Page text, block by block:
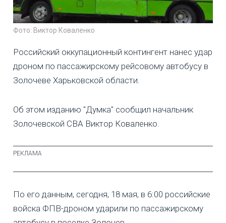
Фото: Виктор Коваленко
Российский оккупационный контингент нанес удар
дроном по пассажирскому рейсовому автобусу в
Золочеве Харьковской области.
Об этом изданию "Думка" сообщил начальник
Золочевской СВА Виктор Коваленко.
По его данным, сегодня, 18 мая, в 6:00 российские
войска ФПВ-дроном ударили по пассажирскому